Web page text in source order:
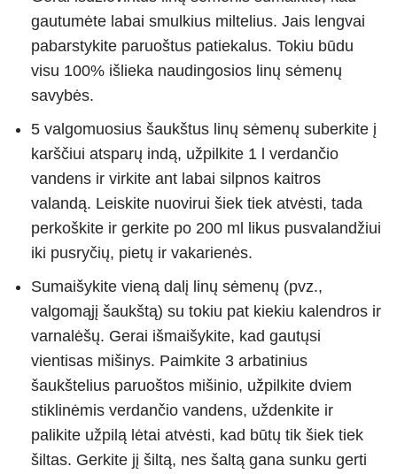
gautumėte labai smulkius miltelius. Jais lengvai
pabarstykite paruoštus patiekalus. Tokiu būdu
visu 100% išlieka naudingosios linų sėmenų
savybės.
5 valgomuosius šaukštus linų sėmenų suberkite į
karščiui atsparų indą, užpilkite 1 l verdančio
vandens ir virkite ant labai silpnos kaitros
valandą. Leiskite nuovirui šiek tiek atvėsti, tada
perkoškite ir gerkite po 200 ml likus pusvalandžiui
iki pusryčių, pietų ir vakarienės.
Sumaišykite vieną dalį linų sėmenų (pvz.,
valgomąjį šaukštą) su tokiu pat kiekiu kalendros ir
varnalėšų. Gerai išmaišykite, kad gautųsi
vientisas mišinys. Paimkite 3 arbatinius
šaukštelius paruoštos mišinio, užpilkite dviem
stiklinėmis verdančio vandens, uždenkite ir
palikite užpilą lėtai atvėsti, kad būtų tik šiek tiek
šiltas. Gerkite jį šiltą, nes šaltą gana sunku gerti